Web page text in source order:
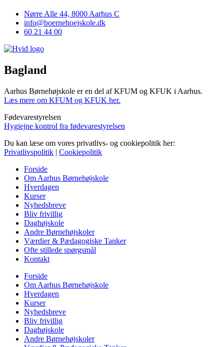
Nørre Alle 44, 8000 Aarhus C
info@boernehoejskole.dk
60 21 44 00
Bagland
Aarhus Børnehøjskole er en del af KFUM og KFUK i Aarhus.
Læs mere om KFUM og KFUK her.
Fødevarestyrelsen
Hygiejne kontrol fra fødevarestyrelsen
Du kan læse om vores privatlivs- og cookiepolitik her:
Privatlivspolitik | Cookiepolitik
Forside
Om Aarhus Børnehøjskole
Hverdagen
Kurser
Nyhedsbreve
Bliv frivillig
Daghøjskole
Andre Børnehøjskoler
Værdier & Pædagogiske Tanker
Ofte stillede spørgsmål
Kontakt
Forside
Om Aarhus Børnehøjskole
Hverdagen
Kurser
Nyhedsbreve
Bliv frivillig
Daghøjskole
Andre Børnehøjskoler